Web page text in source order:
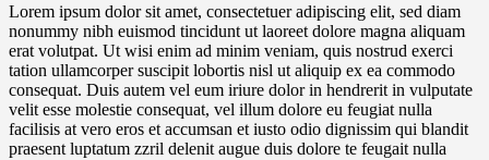
Lorem ipsum dolor sit amet, consectetuer adipiscing elit, sed diam
nonummy nibh euismod tincidunt ut laoreet dolore magna aliquam
erat volutpat. Ut wisi enim ad minim veniam, quis nostrud exerci
tation ullamcorper suscipit lobortis nisl ut aliquip ex ea commodo
consequat. Duis autem vel eum iriure dolor in hendrerit in vulputate
velit esse molestie consequat, vel illum dolore eu feugiat nulla
facilisis at vero eros et accumsan et iusto odio dignissim qui blandit
praesent luptatum zzril delenit augue duis dolore te feugait nulla